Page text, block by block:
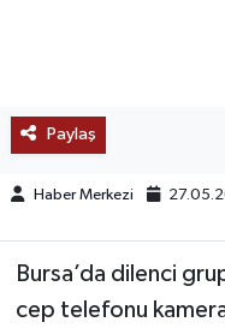
Paylaş
Haber Merkezi
Bursa’da dilenci
cep telefonu
TREND
OTOMOTİV